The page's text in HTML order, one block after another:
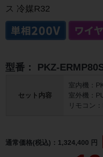
ス 冷媒R32
型番： PKZ-
セット内容
室内機：
室外機：
リモコン
通常価格(税込)： 1,324,400 円